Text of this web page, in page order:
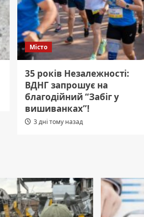
Місто
35 років Незалежності:
ВДНГ запрошує на
благодійний “Забіг у
вишиванках”!
3 дні тому назад